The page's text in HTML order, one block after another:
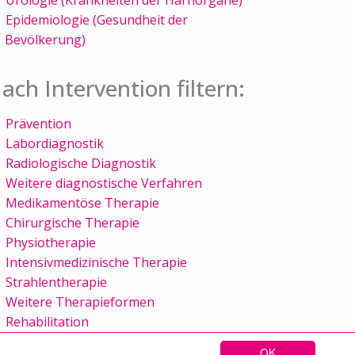
OK
Epidemiologie (Gesundheit der
Bevölkerung)
Intervention filtern:
Prävention
Labordiagnostik
Radiologische Diagnostik
Weitere diagnostische Verfahren
Medikamentöse Therapie
Chirurgische Therapie
Physiotherapie
Intensivmedizinische Therapie
Strahlentherapie
Weitere Therapieformen
Rehabilitation